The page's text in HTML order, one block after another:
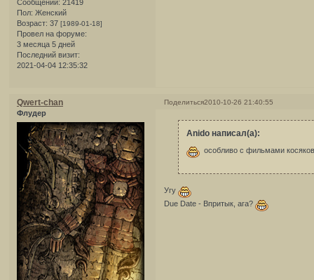
Сообщений: 21419
Пол: Женский
Возраст: 37 [1989-01-18]
Провел на форуме:
3 месяца 5 дней
Последний визит:
2021-04-04 12:35:32
Поделиться2010-10-26 21:40:55
Qwert-chan
Флудер
Anido написал(а):
особливо с фильмами
Угу
Due Date - Впритык, ага?